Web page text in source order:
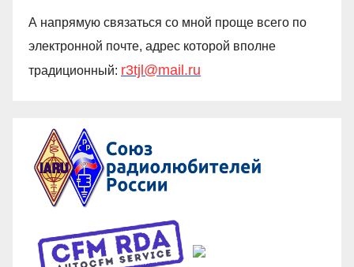
А напрямую связаться со мной проще всего по
электронной почте, адрес которой вполне
традиционный: r3tjl@mail.ru